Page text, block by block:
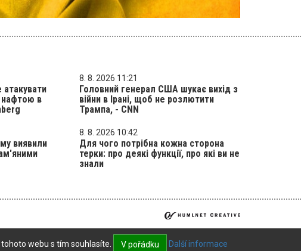
атакувати
нафтою в
8. 8. 2026 11:21
Головний генерал США шукає вихід з
війни в Ірані, щоб не розлютити
Трампа, - CNN
виявили
8. 8. 2026 10:42
Для чого потрібна кожна сторона
терки: про деякі функції, про які ви не
знали
webu s tím souhlasíte. V pořádku Další informace